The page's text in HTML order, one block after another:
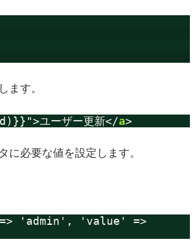
す。
ユーザー更新</a>
必要な値を設定します。
'admin', 'value' =>